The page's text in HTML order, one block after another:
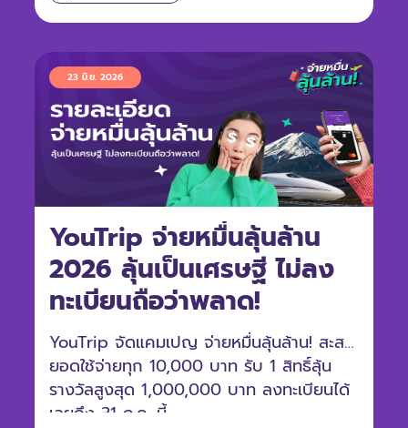
YouTrip จ่ายหมื่นลุ้นล้าน
2026 ลุ้นเป็นเศรษฐี ไม่ลง
ทะเบียนถือว่าพลาด!
23 มิ.ย. 2026
YouTrip จัดแคมเปญ จ่ายหมื่นลุ้นล้าน! สะสม
ยอดใช้จ่ายทุก 10,000 บาท รับ 1 สิทธิ์ลุ้น
รางวัลสูงสุด 1,000,000 บาท ลงทะเบียนได้
เลยถึง 31 ก.ค. นี้